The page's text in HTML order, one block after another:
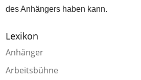
des Anhängers haben kann.
Lexikon
Anhänger
Arbeitsbühne